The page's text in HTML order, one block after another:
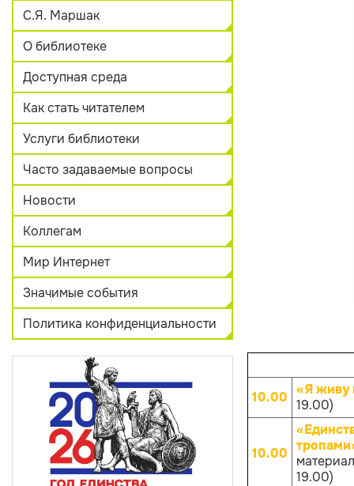
С.Я. Маршак
О библиотеке
Доступная среда
Как стать читателем
Услуги библиотеки
Часто задаваемые вопросы
Новости
Коллегам
Мир Интернет
Значимые события
Политика конфиденциальности
10.00 «Я живу
19.00)
10.00
19.00)